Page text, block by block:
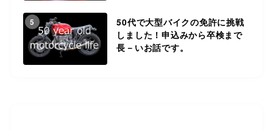
5
50代で大型バイクの免許に挑戦
しました！申込みから卒検まで
長－いお話です。